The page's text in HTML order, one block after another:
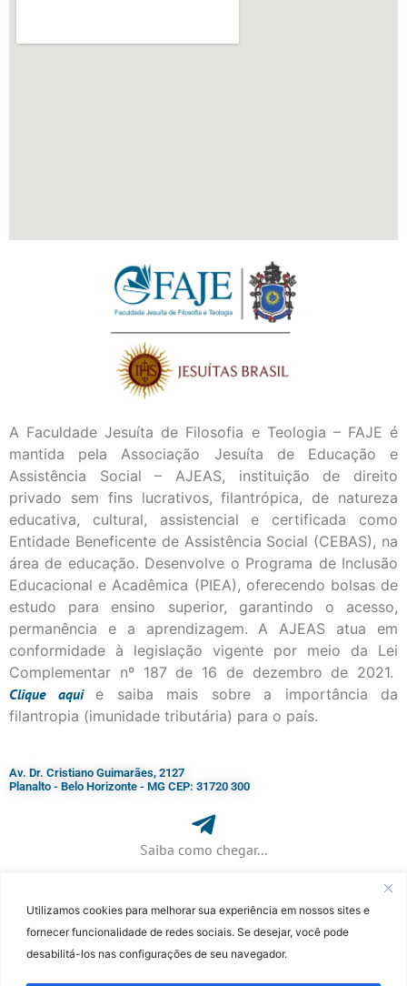
Utilizamos cookies para melhorar sua experiência em nossos sites e
fornecer funcionalidade de redes sociais. Se desejar, você pode
desabilitá-los nas configurações de seu navegador.
A Faculdade Jesuíta de Filosofia e Teologia – FAJE é
mantida pela Associação Jesuíta de Educação e
Assistência Social – AJEAS, instituição de direito
privado sem fins lucrativos, filantrópica, de natureza
educativa, cultural, assistencial e certificada como
Entidade Beneficente de Assistência Social (CEBAS), na
área de educação. Desenvolve o Programa de Inclusão
Educacional e Acadêmica (PIEA), oferecendo bolsas de
estudo para ensino superior, garantindo o acesso,
permanência e a aprendizagem. A AJEAS atua em
conformidade à legislação vigente por meio da Lei
Complementar nº 187 de 16 de dezembro de 2021.
Cliqueaqui
e saiba mais sobre a importância da
filantropia (imunidade tributária) para o país.
Av. Dr. Cristiano Guimarães, 2127
Planalto - Belo Horizonte - MG CEP: 31720 300
Saiba como chegar...
+ 55 (31) 3115-7000​